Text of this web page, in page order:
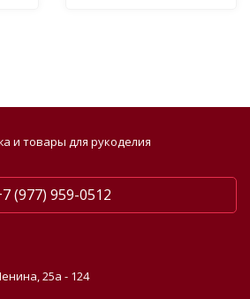
и товары для рукоделия
(977) 959-0512
25а - 124